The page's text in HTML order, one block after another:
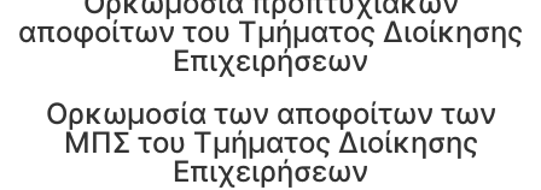
αποφοίτων του Τμήματος Διοίκησης
Επιχειρήσεων
Ορκωμοσία των αποφοίτων των
ΜΠΣ του Τμήματος Διοίκησης
Επιχειρήσεων